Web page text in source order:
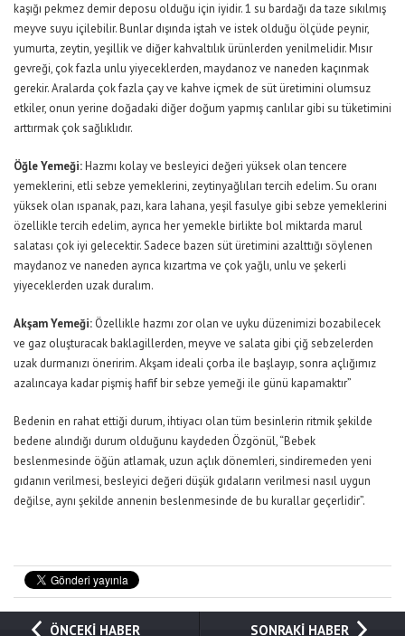
kaşığı pekmez demir deposu olduğu için iyidir. 1 su bardağı da taze sıkılmış
meyve suyu içilebilir. Bunlar dışında iştah ve istek olduğu ölçüde peynir,
yumurta, zeytin, yeşillik ve diğer kahvaltılık ürünlerden yenilmelidir. Mısır
gevreği, çok fazla unlu yiyeceklerden, maydanoz ve naneden kaçınmak
gerekir. Aralarda çok fazla çay ve kahve içmek de süt üretimini olumsuz
etkiler, onun yerine doğadaki diğer doğum yapmış canlılar gibi su tüketimini
arttırmak çok sağlıklıdır.
Öğle Yemeği:Hazmı kolay ve besleyici değeri yüksek olan tencere
yemeklerini, etli sebze yemeklerini, zeytinyağlıları tercih edelim. Su oranı
yüksek olan ıspanak, pazı, kara lahana, yeşil fasulye gibi sebze yemeklerini
özellikle tercih edelim, ayrıca her yemekle birlikte bol miktarda marul
salatası çok iyi gelecektir. Sadece bazen süt üretimini azalttığı söylenen
maydanoz ve naneden ayrıca kızartma ve çok yağlı, unlu ve şekerli
yiyeceklerden uzak duralım.
Akşam Yemeği: Özellikle hazmı zor olan ve uyku düzenimizi bozabilecek
ve gaz oluşturacak baklagillerden, meyve ve salata gibi çiğ sebzelerden
uzak durmanızı öneririm. Akşam ideali çorba ile başlayıp, sonra açlığımız
azalıncaya kadar pişmiş hafif bir sebze yemeği ile günü kapamaktır”
Bedenin en rahat ettiği durum, ihtiyacı olan tüm besinlerin ritmik şekilde
bedene alındığı durum olduğunu kaydeden Özgönül, “Bebek
beslenmesinde öğün atlamak, uzun açlık dönemleri, sindiremeden yeni
gıdanın verilmesi, besleyici değeri düşük gıdaların verilmesi nasıl uygun
değilse, aynı şekilde annenin beslenmesinde de bu kurallar geçerlidir”.
ÖNCEKİ HABER SONRAKİ HABER